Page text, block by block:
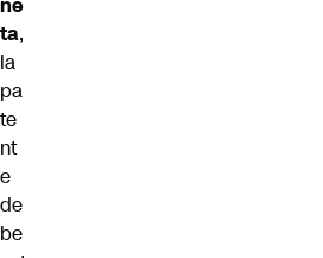
ta,
la
pa
te
nt
e
de
be